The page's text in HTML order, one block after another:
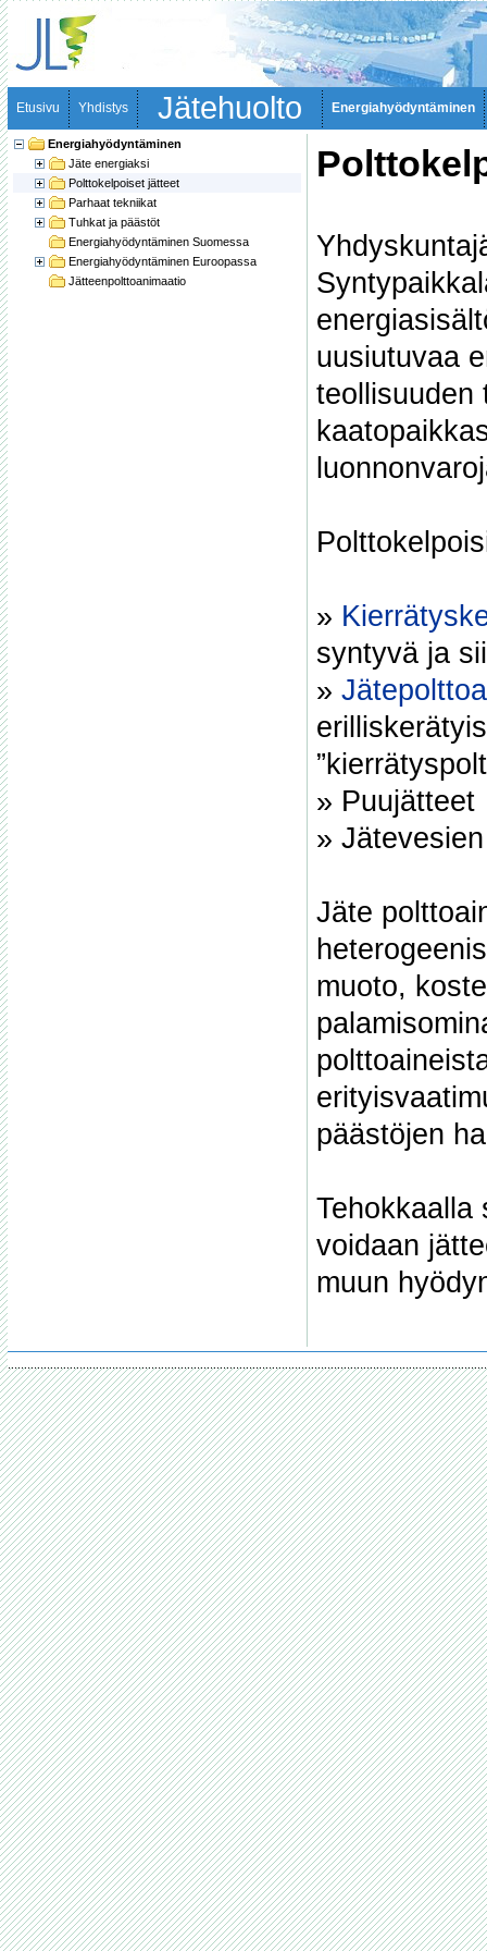
Etusivu Yhdistys Jätehuolto Energiahyödyntäminen
Energiahyödyntäminen
Jäte energiaksi
Polttokelpoiset jätteet
Parhaat tekniikat
Tuhkat ja päästöt
Energiahyödyntäminen Suomessa
Energiahyödyntäminen Euroopassa
Jätteenpolttoanimaatio
uusiutuvaa
teollisuuden
»
syntyvä ja
»
» Puujätteet
»
Jäte
muoto,
päästöjen
Tehokkaalla
voidaan
muun